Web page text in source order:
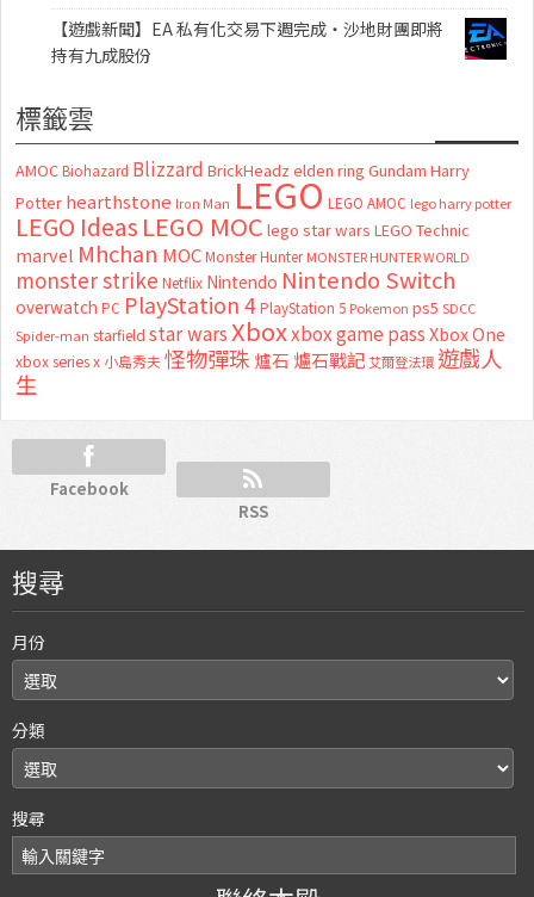
【遊戲新聞】EA 私有化交易下週完成・沙地財團即將
持有九成股份
標籤雲
AMOC Biohazard Blizzard BrickHeadz elden ring Gundam Harry
Potter hearthstone Iron Man LEGO LEGO AMOC lego harry potter
LEGO Ideas LEGO MOC lego star wars LEGO Technic
marvel Mhchan MOC Monster Hunter MONSTER HUNTER WORLD
monster strike Netflix Nintendo Nintendo Switch
overwatch PC PlayStation 4 PlayStation 5 Pokemon ps5 SDCC
Spider-man starfield star wars Xboxxbox game passXbox One
xbox series x 小島秀夫怪物彈珠 爐石 爐石戰記艾爾登法環 遊戲人
生
Facebook
RSS
搜尋
月份
分類
搜尋